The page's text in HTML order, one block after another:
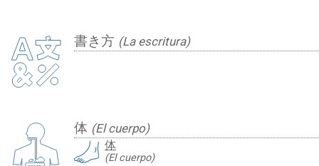
書き方 (La escritura)
体 (El cuerpo)
体
(El cuerpo)